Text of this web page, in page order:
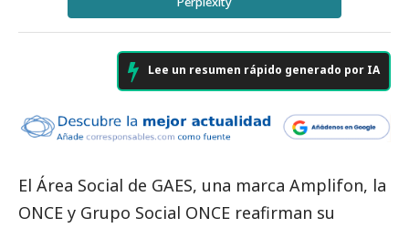
Lee un resumen rápido generado por IA
El Área Social de GAES, una marca Amplifon, la
ONCE y Grupo Social ONCE reafirman su